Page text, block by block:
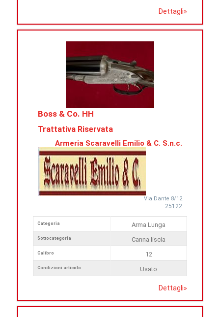
Dettagli»
Boss & Co. HH
Trattativa Riservata
Armeria Scaravelli Emilio & C. S.n.c.
Via Dante 8/12
25122
Categoria
Sottocategoria
Calibro
Condizioni articolo
Arma Lunga
Canna liscia
12
Usato
Dettagli»